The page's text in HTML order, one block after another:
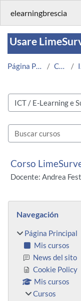
elearningbrescia
Usare
Página Principal Cursos
Categorías
Buscar cursos
Corso
Docente: Andrea
Bloques
Navegación
Página Principal
Mis cursos
News del sito
Cookie Policy
Mis cursos
Cursos